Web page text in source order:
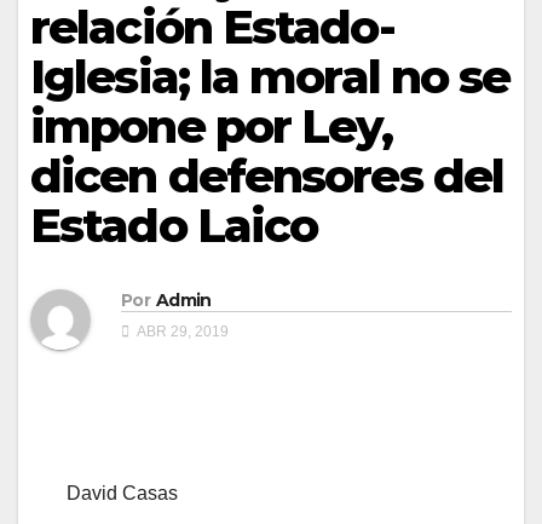
relación Estado-
Iglesia; la moral no se
impone por Ley,
dicen defensores del
Estado Laico
Por Admin
ABR 29, 2019
David Casas